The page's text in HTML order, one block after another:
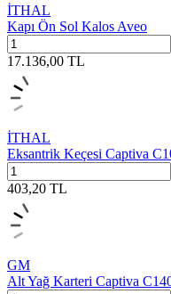
İTHAL
Kapı Ön Sol Kalos Aveo
17.136,00 TL
İTHAL
Eksantrik Keçesi Captiva
403,20 TL
GM
Alt Yağ Karteri Captiva